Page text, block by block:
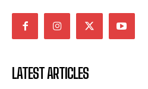
LATEST ARTICLES